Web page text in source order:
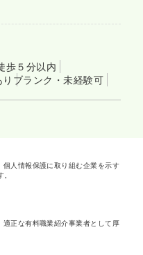
歩５分以内
ブランク・未経験可
人情報保護に取り組む企業を示す
正な有料職業紹介事業者として厚